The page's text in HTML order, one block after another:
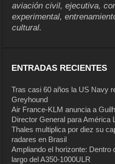
aviación civil, ejecutiva,
experimental,
cultural.
ENTRADAS RECIENTES
Tras casi 60 años la US Navy
Greyhound
Air France-KLM anuncia a
Director General para América
Thales multiplica por diez su
radares en Brasil
Ampliando el horizonte: Dentro
largo del A350-1000ULR